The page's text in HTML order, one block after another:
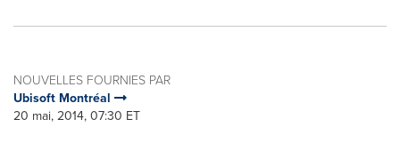
NOUVELLES FOURNIES PAR
Ubisoft Montréal
20 mai, 2014, 07:30 ET